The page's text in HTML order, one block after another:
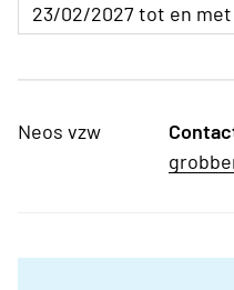
23/02/2027 tot en
Neos vzw